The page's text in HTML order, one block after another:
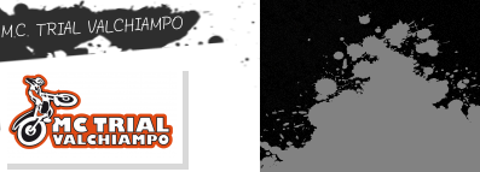
M.C. TRIAL VALCHIAMPO